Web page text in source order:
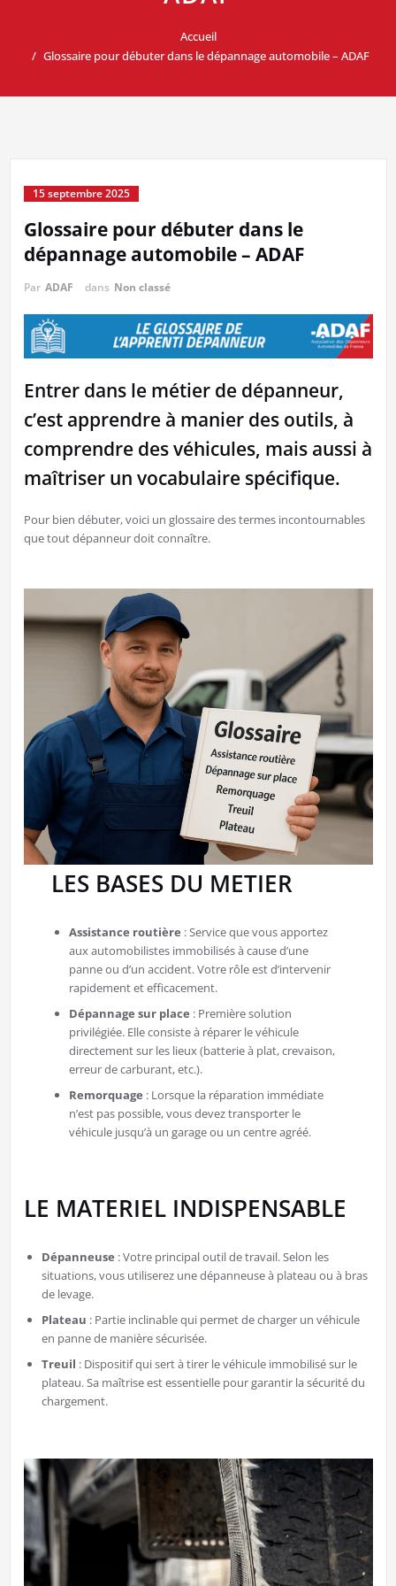
Accueil
Glossaire pour débuter dans le dépannage automobile – ADAF
15 septembre 2025
Glossaire pour débuter dans le
dépannage automobile – ADAF
Par ADAF dans Non classé
Entrer dans le métier de dépanneur,
c’est apprendre à manier des outils, à
comprendre des véhicules, mais aussi à
maîtriser un vocabulaire spécifique.
Pour bien débuter, voici un glossaire des termes incontournables
que tout dépanneur doit connaître.
LES BASES DU METIER
Assistance routière : Service que vous apportez
aux automobilistes immobilisés à cause d’une
panne ou d’un accident. Votre rôle est d’intervenir
rapidement et efficacement.
Dépannage sur place : Première solution
privilégiée. Elle consiste à réparer le véhicule
directement sur les lieux (batterie à plat, crevaison,
erreur de carburant, etc.).
Remorquage : Lorsque la réparation immédiate
n’est pas possible, vous devez transporter le
véhicule jusqu’à un garage ou un centre agréé.
LE MATERIEL INDISPENSABLE
Dépanneuse : Votre principal outil de travail. Selon les
situations, vous utiliserez une dépanneuse à plateau ou à bras
de levage.
Plateau : Partie inclinable qui permet de charger un véhicule
en panne de manière sécurisée.
Treuil : Dispositif qui sert à tirer le véhicule immobilisé sur le
plateau. Sa maîtrise est essentielle pour garantir la sécurité du
chargement.